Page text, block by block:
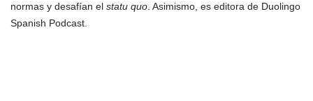
normas y desafían el statu quo . Asimismo, es editora de Duolingo
Spanish Podcast.